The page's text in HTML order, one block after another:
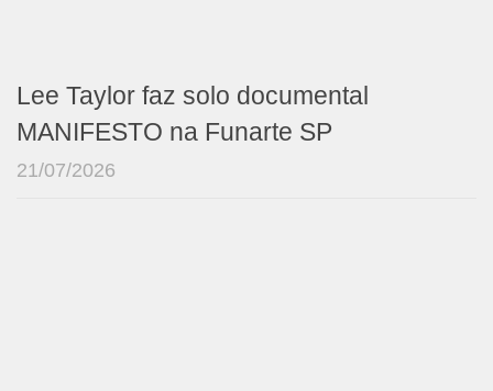
Lee Taylor faz solo documental
MANIFESTO na Funarte SP
21/07/2026